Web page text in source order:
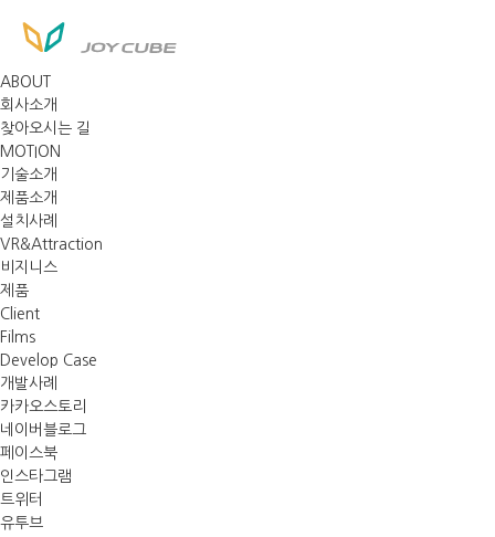
ABOUT
회사소개
찾아오시는 길
MOTION
기술소개
제품소개
설치사례
VR&Attraction
비지니스
제품
Client
Films
Develop Case
개발사례
카카오스토리
네이버블로그
페이스북
인스타그램
트위터
유투브